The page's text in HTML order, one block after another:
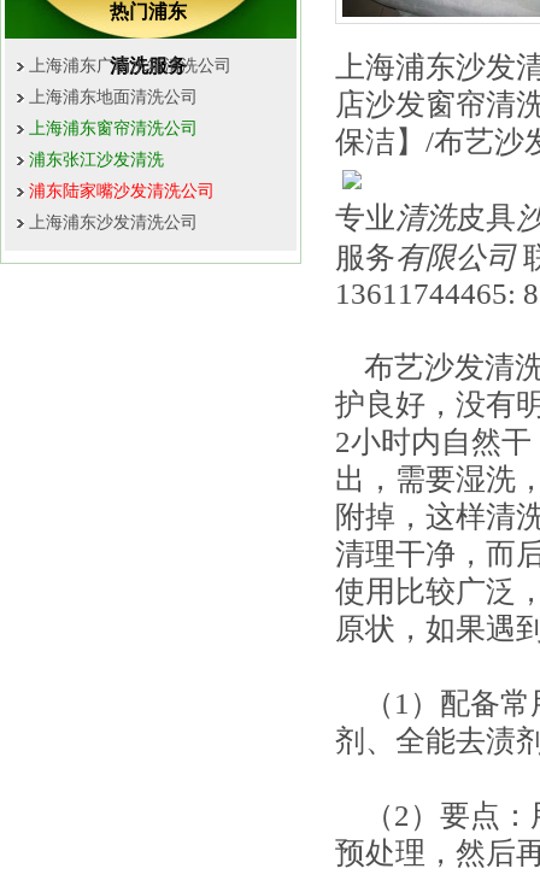
热门浦东
清洗服务
上海浦东广场水箱清洗公司
上海浦东地面清洗公司
上海浦东窗帘清洗公司
浦东张江沙发清洗
浦东陆家嘴沙发清洗公司
上海浦东沙发清洗公司
上海浦东沙发
店沙发窗帘清
保洁】/布艺沙
专业清洗皮具
服务有限公司
13611744465:
布艺沙发清
护良好，没有
2小时内自然
出，需要湿洗
附掉，这样清
清理干净，而
使用比较广泛
原状，如果遇
（1）配备常
剂、全能去渍
（2）要点：
预处理，然后